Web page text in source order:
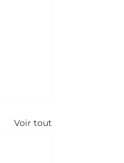
Voir tout